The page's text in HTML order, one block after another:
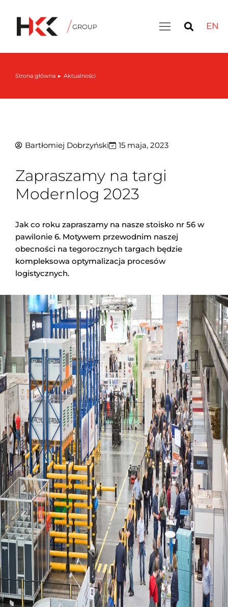
EN
Jesteś tutaj:
Strona główna Aktualności
Bartłomiej Dobrzyński 15 maja, 2023
Zapraszamy na targi
Modernlog 2023
Jak co roku zapraszamy na nasze stoisko nr 56 w
pawilonie 6. Motywem przewodnim naszej
obecności na tegorocznych targach będzie
kompleksowa optymalizacja procesów
logistycznych.